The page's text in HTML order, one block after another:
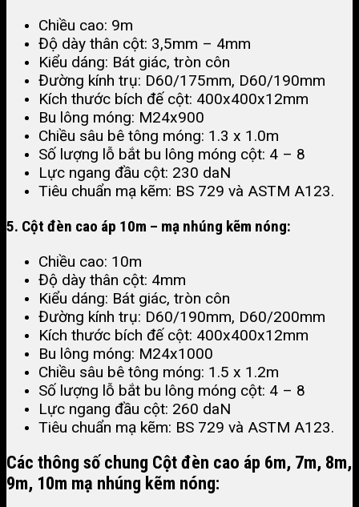
Chiều cao: 9m
Độ dày thân cột: 3,5mm – 4mm
Kiểu dáng: Bát giác, tròn côn
Đường kính trụ: D60/175mm, D60/190mm
Kích thước bích đế cột: 400x400x12mm
Bu lông móng: M24x900
Chiều sâu bê tông móng: 1.3 x 1.0m
Số lượng lỗ bắt bu lông móng cột: 4 – 8
Lực ngang đầu cột: 230 daN
Tiêu chuẩn mạ kẽm: BS 729 và ASTM A123.
5. Cột đèn cao áp 10m – mạ nhúng kẽm nóng:
Chiều cao: 10m
Độ dày thân cột: 4mm
Kiểu dáng: Bát giác, tròn côn
Đường kính trụ: D60/190mm, D60/200mm
Kích thước bích đế cột: 400x400x12mm
Bu lông móng: M24x1000
Chiều sâu bê tông móng: 1.5 x 1.2m
Số lượng lỗ bắt bu lông móng cột: 4 – 8
Lực ngang đầu cột: 260 daN
Tiêu chuẩn mạ kẽm: BS 729 và ASTM A123.
Các thông số chung Cột đèn cao áp 6m, 7m, 8m,
9m, 10m mạ nhúng kẽm nóng: